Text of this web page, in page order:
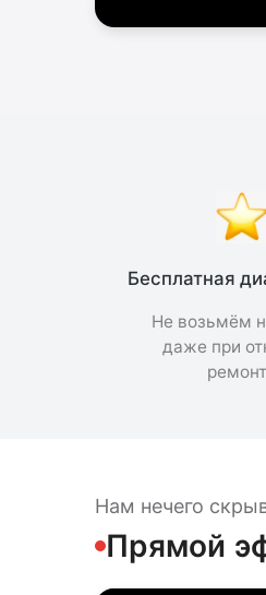
Бесплатная
Не возьмём
даже при
Нам нечего
Прямой